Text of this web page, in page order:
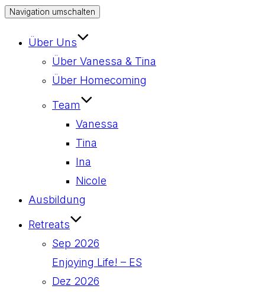
Navigation umschalten
Über Uns
Über Vanessa & Tina
Über Homecoming
Team
Vanessa
Tina
Ina
Nicole
Ausbildung
Retreats
Sep 2026
Enjoying Life! – ES
Dez 2026